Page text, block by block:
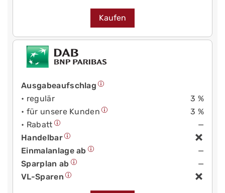
Kaufen
Ausgabeaufschlag
• regulär
3 %
• für unsere Kunden
3 %
• Rabatt
—
Handelbar
Einmalanlage ab
—
Sparplan ab
—
VL-Sparen